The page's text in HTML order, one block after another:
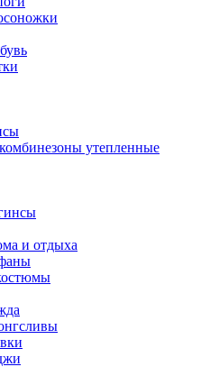
утепленные
и отдыха